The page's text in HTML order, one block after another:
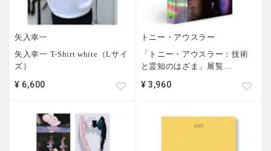
矢入幸一
矢入幸一 T-Shirt white（Lサイ
ズ）
¥ 6,600
トニー・アウスラー
「トニー・アウスラー：技術
と霊知のはざま」展覧
¥ 3,960